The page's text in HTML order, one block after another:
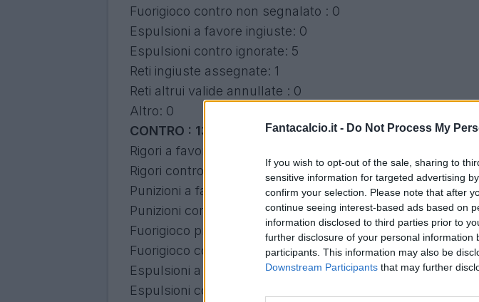
Fantacalcio.it - Do Not Process My
If you wish to opt-out of the sale, sharing to
sensitive information for targeted advertising
confirm your selection. Please note that after
continue seeing interest-based ads based on
information disclosed to third parties prior to
further disclosure of your personal information
participants. This information may also be
Downstream Participants that may further
Fuorigioco contro non segnalato : 0
Espulsioni a favore ingiuste: 0
Espulsioni contro ignorate: 5
Reti ingiuste assegnate: 1
Reti altrui valide annullate : 0
Altro: 0
CONTRO : 13
Rigori a favore ignorati: 5
Rigori contro ingiusti: 0
Punizioni a favore ignorate: 1
Punizioni contro ingiuste: 0
Fuorigioco propri ingiusti: 0
Fuorigioco contro ingiusti: 1
Espulsioni a favore ignorate: 2
Espulsioni contro ingiuste : 1